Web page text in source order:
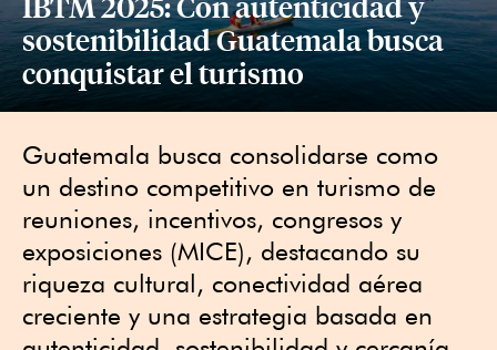
sostenibilidad Guatemala busca
conquistar el turismo
Guatemala busca consolidarse como
un destino competitivo en turismo de
reuniones, incentivos, congresos y
exposiciones (MICE), destacando su
riqueza cultural, conectividad aérea
creciente y una estrategia basada en